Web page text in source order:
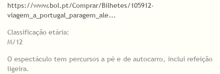
https://www.bol.pt/Comprar/Bilhetes/105912-
viagem_a_portugal_paragem_ale...
Classificação etária:
M/12
O espectáculo tem percursos a pé e de autocarro, inclui refeição
ligeira.